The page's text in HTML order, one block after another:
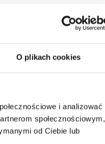
O plikach cookies
i analizować
społecznościowym,
od Ciebie lub